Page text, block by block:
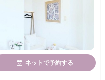
ネットで予約する